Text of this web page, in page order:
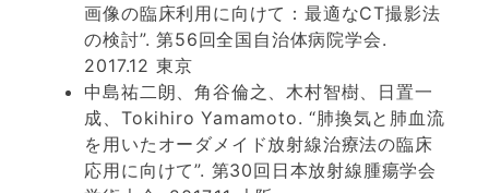
画像の臨床利用に向けて：最適なCT撮影法
の検討”. 第56回全国自治体病院学会.
2017.12 東京
中島祐二朗、角谷倫之、木村智樹、日置一
成、Tokihiro Yamamoto. “肺換気と肺血流
を用いたオーダメイド放射線治療法の臨床
応用に向けて”. 第30回日本放射線腫瘍学会